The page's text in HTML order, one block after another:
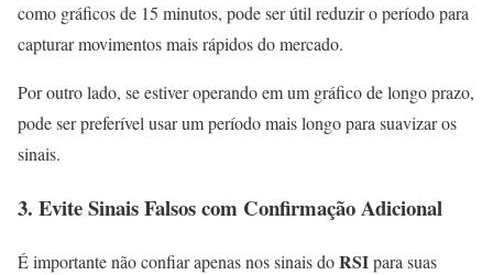
como gráficos de 15 minutos, pode ser útil reduzir o períodopara
capturar movimentos mais rápidos do mercado.
Por outro lado, se estiver operando em um gráfico de longo prazo,
pode ser preferível usar um período mais longo para suavizar os
sinais.
3. Evite Sinais Falsos com Confirmação Adicional
É importante não confiar apenas nos sinais doRSIpara suas